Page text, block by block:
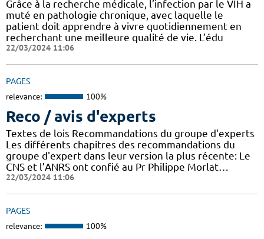
Grâce à la recherche médicale, l’infection par le VIH a
muté en pathologie chronique, avec laquelle le
patient doit apprendre à vivre quotidiennement en
recherchant une meilleure qualité de vie. L’édu
22/03/2024 11:06
PAGES
relevance: 100%
Reco / avis d'experts
Textes de lois Recommandations du groupe d'experts
Les différents chapitres des recommandations du
groupe d'expert dans leur version la plus récente: Le
CNS et l’ANRS ont confié au Pr Philippe Morlat…
22/03/2024 11:06
PAGES
relevance: 100%